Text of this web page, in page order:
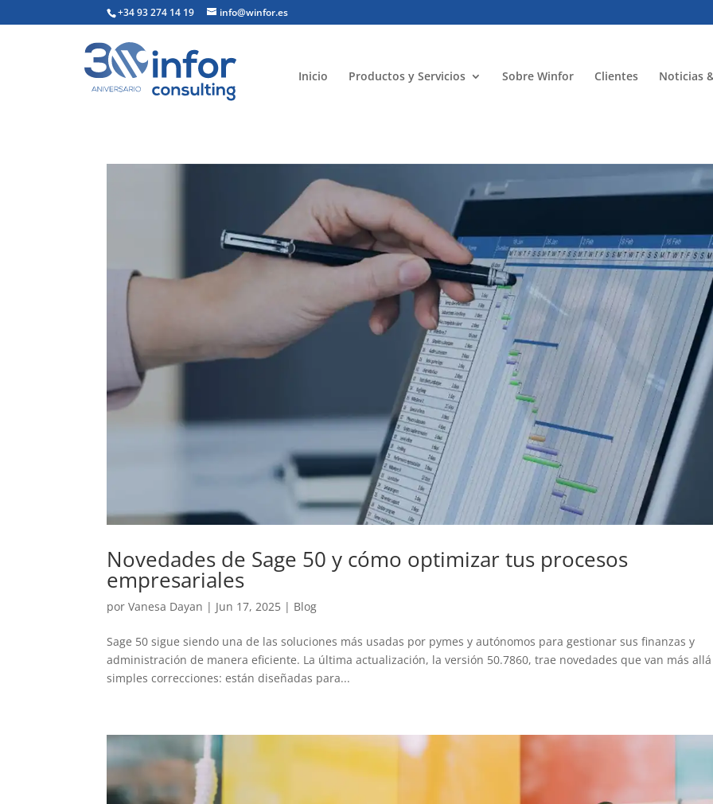
+34 93 274 14 19 info@winfor.es
Inicio Productos y Servicios Sobre Winfor Clientes Noticias
Novedades de Sage 50 y cómo optimizar tus procesos
empresariales
porVanesa Dayan | Jun 17, 2025 | Blog
Sage 50 sigue siendo una de las soluciones más usadas por pymes y autónomos para gestionar sus finanzas y
administración de manera eficiente. La última actualización, la versión 50.7860, trae novedades que van más
simples correcciones: están diseñadas para...